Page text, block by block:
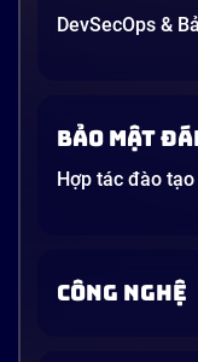
DevSecOps &
Bảo mật
Hợp tác đào tạo
CÔNG NGHỆ